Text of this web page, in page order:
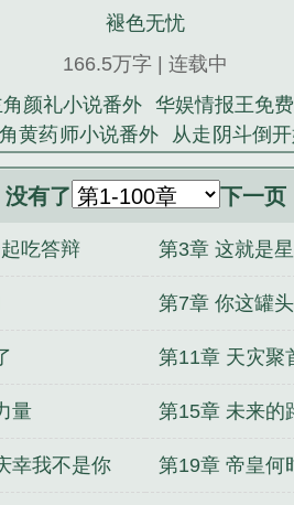
褪色无忧
166.5万字 | 连载中
角颜礼小说番外 华娱情报王免
黄药师小说番外 从走阴斗倒
黄药师开始续集 华娱情报王
开始成为道主笔趣阁 仙不是这
没有了 下一页
吃答辩 第3章 这就是
第7章 你这罐
第11章 天灾聚
量 第15章 未来的
幸我不是你 第19章 帝皇何